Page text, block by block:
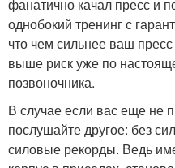
фанатично качал пресс и
однобокий тренинг с
что чем сильнее ваш
выше риск уже по
позвоночника.
В случае если вас еще не
послушайте другое: без
силовые рекорды. Ведь